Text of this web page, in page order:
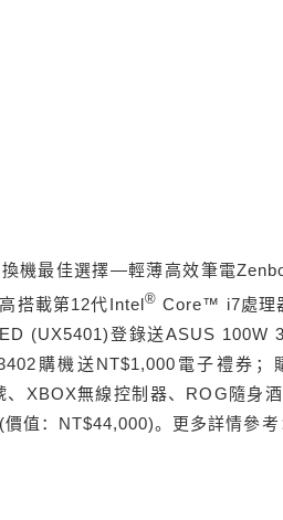
機最佳選擇—輕薄高效筆電
搭載第12代Intel® Core™ i7處理
(UX5401)登錄送ASUS 100W 3
購機送NT$1,000 電子禮券；
XBOX無線控制器、 ROG 隨身
(價值： NT$44,000)。更多詳情參考